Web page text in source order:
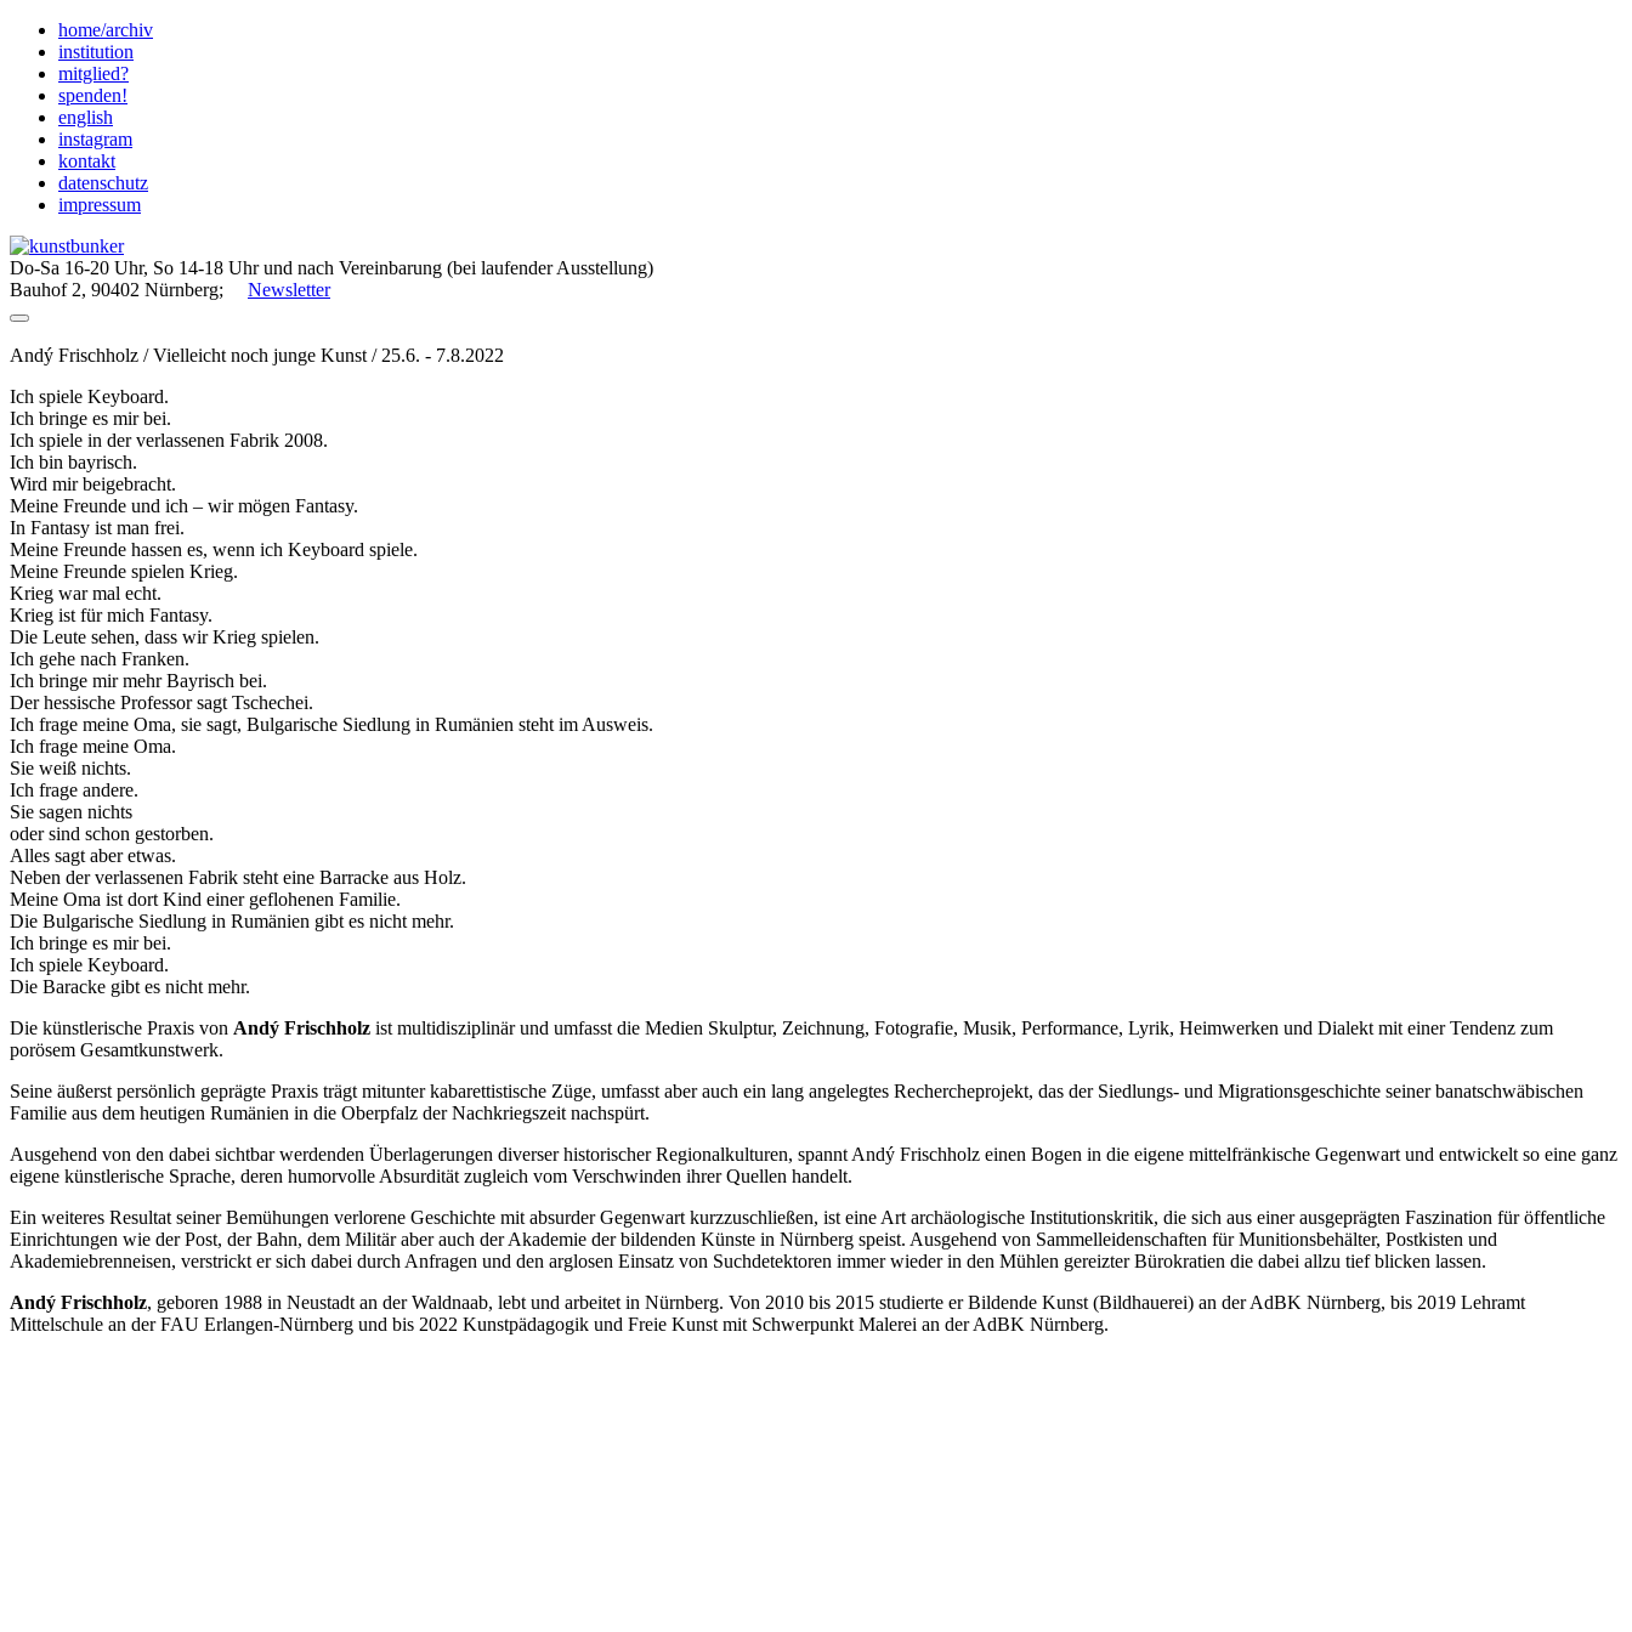
Skip
content
home/archiv
institution
mitglied?
spenden!
english
instagram
kontakt
datenschutz
impressum
Do-Sa 16-20 Uhr, So 14-18 Uhr und nach Vereinbarung (bei laufender Ausstellung)
Bauhof 2, 90402 Nürnberg; Newsletter
Andý Frischholz / Vielleicht noch junge Kunst / 25.6. - 7.8.2022
Ich spiele Keyboard.
Ich bringe es mir bei.
Ich spiele in der verlassenen Fabrik 2008.
Ich bin bayrisch.
Wird mir beigebracht.
Meine Freunde und ich – wir mögen Fantasy.
In Fantasy ist man frei.
Meine Freunde hassen es, wenn ich Keyboard spiele.
Meine Freunde spielen Krieg.
Krieg war mal echt.
Krieg ist für mich Fantasy.
Die Leute sehen, dass wir Krieg spielen.
Ich gehe nach Franken.
Ich bringe mir mehr Bayrisch bei.
Der hessische Professor sagt Tschechei.
Ich frage meine Oma, sie sagt, Bulgarische Siedlung in Rumänien steht im Ausweis.
Ich frage meine Oma.
Sie weiß nichts.
Ich frage andere.
Sie sagen nichts
oder sind schon gestorben.
Alles sagt aber etwas.
Neben der verlassenen Fabrik steht eine Barracke aus Holz.
Meine Oma ist dort Kind einer geflohenen Familie.
Die Bulgarische Siedlung in Rumänien gibt es nicht mehr.
Ich bringe es mir bei.
Ich spiele Keyboard.
Die Baracke gibt es nicht mehr.
Die künstlerische Praxis von Andý Frischholz ist multidisziplinär und umfasst die Medien Skulptur, Zeichnung, Fotografie, Musik, Performance, Lyrik, Heimwerken und Dialekt mit einer Tendenz zum
porösem Gesamtkunstwerk.
Seine äußerst persönlich geprägte Praxis trägt mitunter kabarettistische Züge, umfasst aber auch ein lang angelegtes Rechercheprojekt, das der Siedlungs- und Migrationsgeschichte seiner banatschwäbischen
Familie aus dem heutigen Rumänien in die Oberpfalz der Nachkriegszeit nachspürt.
Ausgehend von den dabei sichtbar werdenden Überlagerungen diverser historischer Regionalkulturen, spannt Andý Frischholz einen Bogen in die eigene mittelfränkische Gegenwart und entwickelt so eine ganz
eigene künstlerische Sprache, deren humorvolle Absurdität zugleich vom Verschwinden ihrer Quellen handelt.
Ein weiteres Resultat seiner Bemühungen verlorene Geschichte mit absurder Gegenwart kurzzuschließen, ist eine Art archäologische Institutionskritik, die sich aus einer ausgeprägten Faszination für öffentliche
Einrichtungen wie der Post, der Bahn, dem Militär aber auch der Akademie der bildenden Künste in Nürnberg speist. Ausgehend von Sammelleidenschaften für Munitionsbehälter, Postkisten und
Akademiebrenneisen, verstrickt er sich dabei durch Anfragen und den arglosen Einsatz von Suchdetektoren immer wieder in den Mühlen gereizter Bürokratien die dabei allzu tief blicken lassen.
Andý Frischholz, geboren 1988 in Neustadt an der Waldnaab, lebt und arbeitet in Nürnberg. Von 2010 bis 2015 studierte er Bildende Kunst (Bildhauerei) an der AdBK Nürnberg, bis 2019 Lehramt
Mittelschule an der FAU Erlangen-Nürnberg und bis 2022 Kunstpädagogik und Freie Kunst mit Schwerpunkt Malerei an der AdBK Nürnberg.